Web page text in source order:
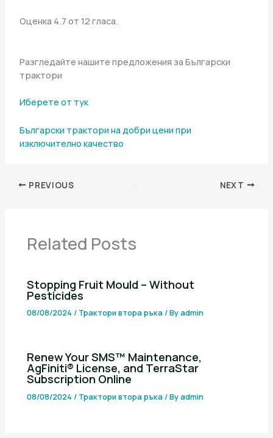
Оценка 4.7 от 12 гласа.
Разгледайте нашите предложения за Български
трактори
Иберете от тук
Български трактори на добри цени при
изключително качество
PREVIOUS NEXT
Related Posts
Stopping Fruit Mould – Without
Pesticides
08/08/2024/ Трактори втора ръка/ Byadmin
Renew Your SMS™ Maintenance,
AgFiniti® License, and TerraStar
Subscription Online
08/08/2024 / Трактори втора ръка / Byadmin